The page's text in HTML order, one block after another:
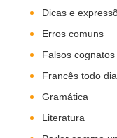
Dicas e
Erros comuns
Falsos cognatos
Francês todo dia
Gramática
Literatura